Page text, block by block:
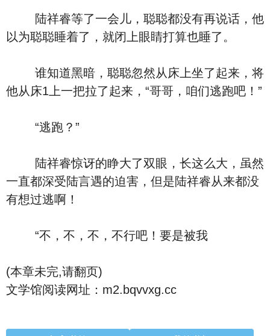
陆祥睿等了一会儿，聪聪都没有再说话，他
以为聪聪睡着了，就闭上眼睛打算也睡了。
谁知道黑暗，聪聪忽然从床上坐了起来，将
他从床1上一把拉了起来，“哥哥，咱们逃跑吧！”
“逃跑？”
陆祥睿惊讶的睁大了双眼，长这么大，虽然
一直都深受陆言遇的迫害，但是陆祥睿从来都没
有想过逃啊！
“不，不，不，不行吧！要是被我
(本章未完,请翻页)
文学馆阅读网址：m2.bqvvxg.cc